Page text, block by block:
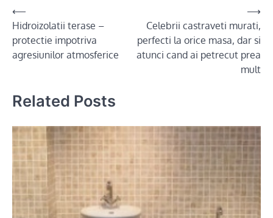
Post
navigation
⟵
Hidroizolatii terase –
protectie impotriva
agresiunilor atmosferice
Celebrii castraveti murati,
perfecti la orice masa, dar si
atunci cand ai petrecut prea
mult
⟶
Related Posts